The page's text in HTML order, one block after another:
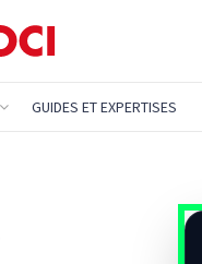
GUIDES ET EXPERTISES